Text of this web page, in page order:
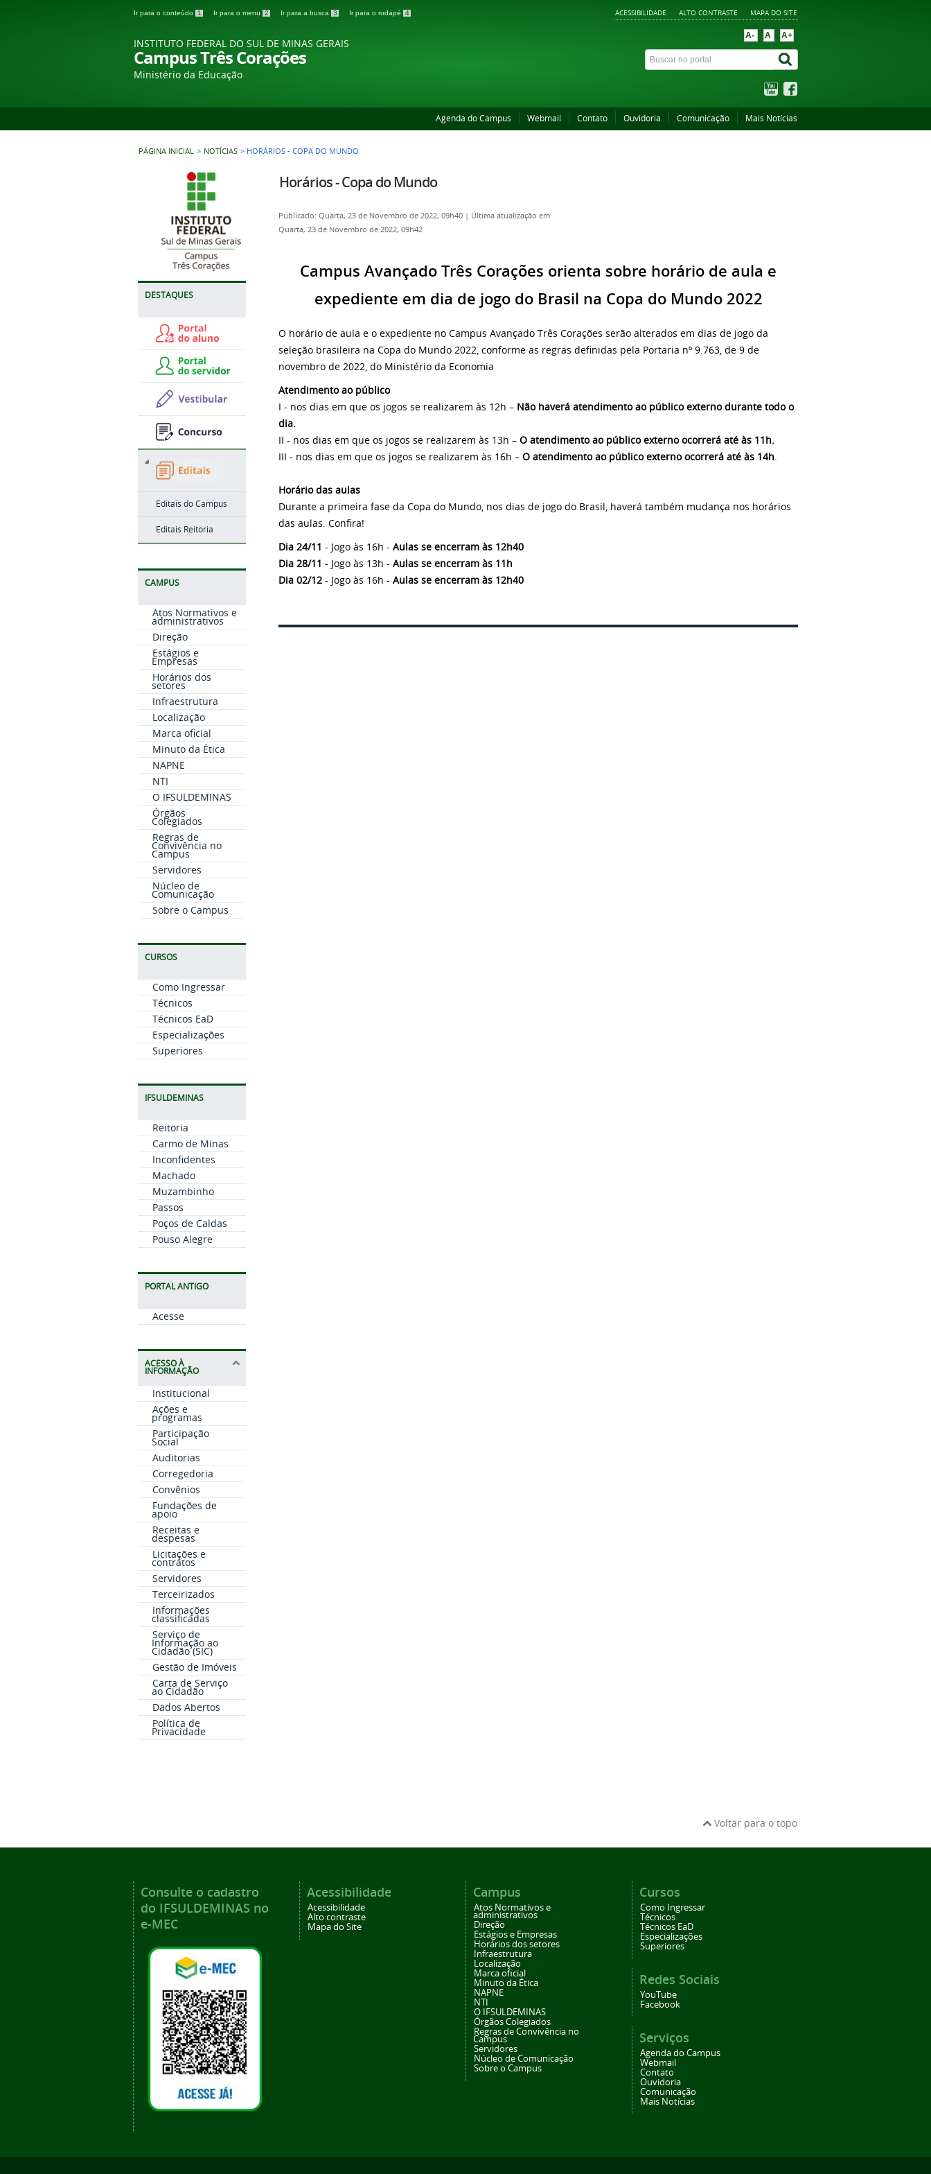
Ir para o conteúdo 1 Ir para o menu 2 Ir para a busca 3 Ir para o rodapé 4 ACESSIBILIDADE ALTO CONTRASTE MAPA DO SITE
INSTITUTO FEDERAL DO SUL DE MINAS GERAIS
Campus Três Corações
Ministério da Educação
A- A A+
Agenda do Campus Webmail Contato Ouvidoria Comunicação Mais Notícias
PÁGINA INICIAL > NOTÍCIAS > HORÁRIOS - COPA DO MUNDO
DESTAQUES
Editais do Campus
Editais Reitoria
CAMPUS
Atos Normativos e
administrativos
Direção
Estágios e
Empresas
Horários dos
setores
Infraestrutura
Localização
Marca oficial
Minuto da Ética
NAPNE
NTI
O IFSULDEMINAS
Órgãos
Colegiados
Regras de
Convivência no
Campus
Servidores
Núcleo de
Comunicação
Sobre o Campus
CURSOS
Como Ingressar
Técnicos
Técnicos EaD
Especializações
Superiores
IFSULDEMINAS
Reitoria
Carmo de Minas
Inconfidentes
Machado
Muzambinho
Passos
Poços de Caldas
Pouso Alegre
PORTAL ANTIGO
Acesse
ACESSO À
INFORMAÇÃO
Institucional
Ações e
programas
Participação
Social
Auditorias
Corregedoria
Convênios
Fundações de
apoio
Receitas e
despesas
Licitações e
contratos
Servidores
Terceirizados
Informações
classificadas
Serviço de
Informação ao
Cidadão (SIC)
Gestão de Imóveis
Carta de Serviço
ao Cidadão
Dados Abertos
Política de
Privacidade
Horários - Copa do Mundo
Publicado: Quarta, 23 de Novembro de 2022, 09h40 | Última atualização em
Quarta, 23 de Novembro de 2022, 09h42
Campus Avançado Três Corações orienta sobre horário de aula e
expediente em dia de jogo do Brasil na Copa do Mundo 2022
O horário de aula e o expediente no Campus Avançado Três Corações serão alterados em dias de jogo da
seleção brasileira na Copa do Mundo 2022, conforme as regras definidas pela Portaria nº 9.763, de 9 de
novembro de 2022, do Ministério da Economia
Atendimento ao público
I - nos dias em que os jogos se realizarem às 12h – Não haverá atendimento ao público externo durante todo o
dia.
II - nos dias em que os jogos se realizarem às 13h – O atendimento ao público externo ocorrerá até às 11h.
III - nos dias em que os jogos se realizarem às 16h – O atendimento ao público externo ocorrerá até às 14h.
Horário das aulas
Durante a primeira fase da Copa do Mundo, nos dias de jogo do Brasil, haverá também mudança nos horários
das aulas. Confira!
Dia 24/11 - Jogo às 16h - Aulas se encerram às 12h40
Dia 28/11 - Jogo às 13h - Aulas se encerram às 11h
Dia 02/12 - Jogo às 16h - Aulas se encerram às 12h40
Voltar para o topo
Consulte o cadastro
do IFSULDEMINAS no
e-MEC
Acessibilidade
Acessibilidade
Alto contraste
Mapa do Site
Campus
Atos Normativos e
administrativos
Direção
Estágios e Empresas
Horários dos setores
Infraestrutura
Localização
Marca oficial
Minuto da Ética
NAPNE
NTI
O IFSULDEMINAS
Órgãos Colegiados
Regras de Convivência no
Campus
Servidores
Núcleo de Comunicação
Sobre o Campus
Cursos
Como Ingressar
Técnicos
Técnicos EaD
Especializações
Superiores
Redes Sociais
YouTube
Facebook
Serviços
Agenda do Campus
Webmail
Contato
Ouvidoria
Comunicação
Mais Notícias